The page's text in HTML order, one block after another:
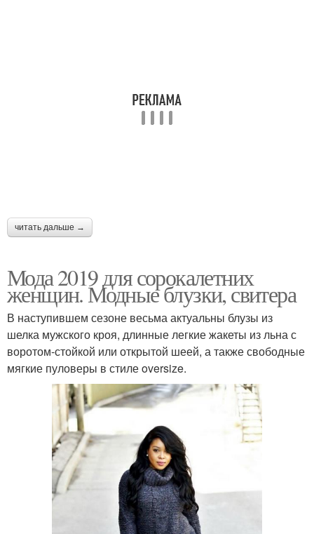
читать дальше →
Мода 2019 для сорокалетних
женщин. Модные блузки, свитера
В наступившем сезоне весьма актуальны блузы из
шелка мужского кроя, длинные легкие жакеты из льна с
воротом-стойкой или открытой шеей, а также свободные
мягкие пуловеры в стиле oversize.